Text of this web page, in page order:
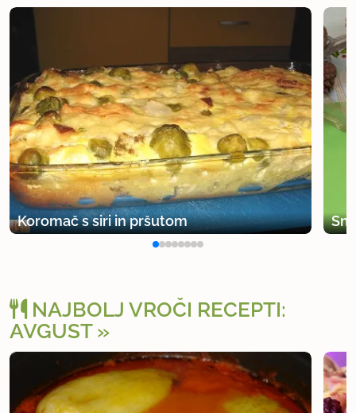
Koromač s siri in pršutom
NAJBOLJ VROČI RECEPTI:
AVGUST